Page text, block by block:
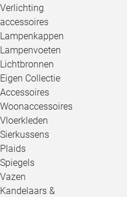
Verlichting
accessoires
Lampenkappen
Lampenvoeten
Lichtbronnen
Eigen Collectie
Accessoires
Woonaccessoires
Vloerkleden
Sierkussens
Plaids
Spiegels
Vazen
Kandelaars &